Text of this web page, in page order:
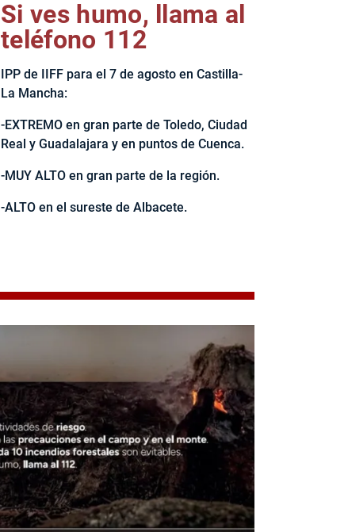
Si ves humo, llama al
teléfono 112
IPP de IIFF para el 7 de agosto en Castilla-
La Mancha:
-EXTREMO en gran parte de Toledo, Ciudad
Real y Guadalajara y en puntos de Cuenca.
-MUY ALTO en gran parte de la región.
-ALTO en el sureste de Albacete.